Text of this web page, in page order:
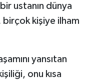
ustanın dünya
kişiye ilham
yansıtan
onu kısa